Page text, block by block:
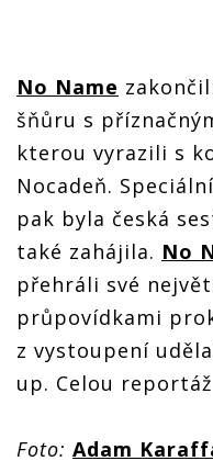
No Name
šňůru s
kterou vyrazili s
Nocadeň.
pak byla česká
také zahájila. No
přehráli své
průpovídkami
z vystoupení
up. Celou
Foto: Adam